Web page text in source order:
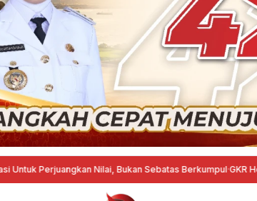
Nilai, Bukan Sebatas Berkumpul·GKR Hemas Dinilai